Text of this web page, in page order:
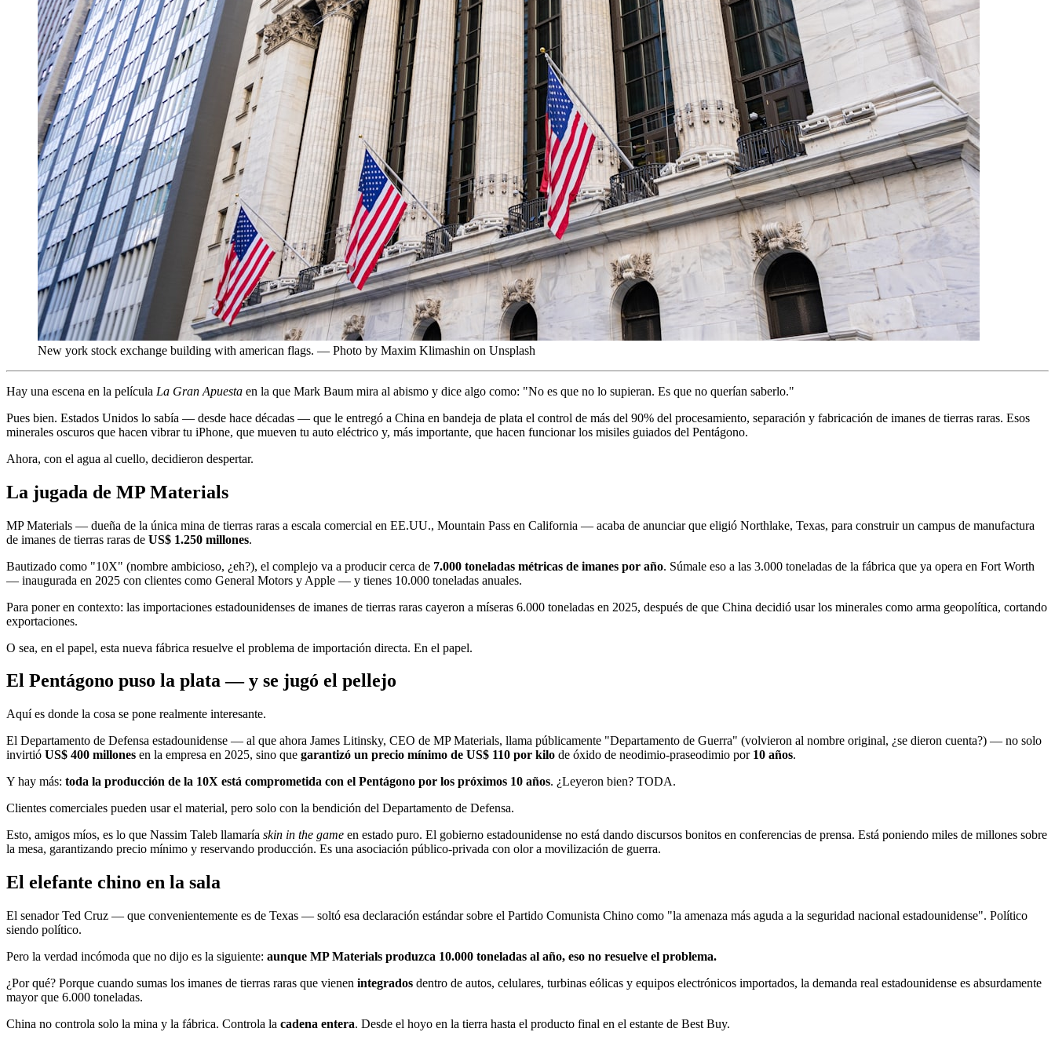
New york stock exchange building with american flags. — Photo by Maxim Klimashin on Unsplash
Hay una escena en la película La Gran Apuesta en la que Mark Baum mira al abismo y dice algo como: "No es que no lo supieran. Es que no querían saberlo."
Pues bien. Estados Unidos lo sabía — desde hace décadas — que le entregó a China en bandeja de plata el control de más del 90% del procesamiento, separación y fabricación de imanes de tierras raras. Esos
minerales oscuros que hacen vibrar tu iPhone, que mueven tu auto eléctrico y, más importante, que hacen funcionar los misiles guiados del Pentágono.
Ahora, con el agua al cuello, decidieron despertar.
La jugada de MP Materials
MP Materials — dueña de la única mina de tierras raras a escala comercial en EE.UU., Mountain Pass en California — acaba de anunciar que eligió Northlake, Texas, para construir un campus de manufactura
de imanes de tierras raras de US$ 1.250 millones.
Bautizado como "10X" (nombre ambicioso, ¿eh?), el complejo va a producir cerca de 7.000 toneladas métricas de imanes por año. Súmale eso a las 3.000 toneladas de la fábrica que ya opera en Fort Worth
— inaugurada en 2025 con clientes como General Motors y Apple — y tienes 10.000 toneladas anuales.
Para poner en contexto: las importaciones estadounidenses de imanes de tierras raras cayeron a míseras 6.000 toneladas en 2025, después de que China decidió usar los minerales como arma geopolítica, cortando
exportaciones.
O sea, en el papel, esta nueva fábrica resuelve el problema de importación directa. En el papel.
El Pentágono puso la plata — y se jugó el pellejo
Aquí es donde la cosa se pone realmente interesante.
El Departamento de Defensa estadounidense — al que ahora James Litinsky, CEO de MP Materials, llama públicamente "Departamento de Guerra" (volvieron al nombre original, ¿se dieron cuenta?) — no solo
invirtió US$ 400 millones en la empresa en 2025, sino que garantizó un precio mínimo de US$ 110 por kilo de óxido de neodimio-praseodimio por 10 años.
Y hay más: toda la producción de la 10X está comprometida con el Pentágono por los próximos 10 años. ¿Leyeron bien? TODA.
Clientes comerciales pueden usar el material, pero solo con la bendición del Departamento de Defensa.
Esto, amigos míos, es lo que Nassim Taleb llamaría skin in the game en estado puro. El gobierno estadounidense no está dando discursos bonitos en conferencias de prensa. Está poniendo miles de millones sobre
la mesa, garantizando precio mínimo y reservando producción. Es una asociación público-privada con olor a movilización de guerra.
El elefante chino en la sala
El senador Ted Cruz — que convenientemente es de Texas — soltó esa declaración estándar sobre el Partido Comunista Chino como "la amenaza más aguda a la seguridad nacional estadounidense". Político
siendo político.
Pero la verdad incómoda que no dijo es la siguiente: aunque MP Materials produzca 10.000 toneladas al año, eso no resuelve el problema.
¿Por qué? Porque cuando sumas los imanes de tierras raras que vienen integrados dentro de autos, celulares, turbinas eólicas y equipos electrónicos importados, la demanda real estadounidense es absurdamente
mayor que 6.000 toneladas.
China no controla solo la mina y la fábrica. Controla la cadena entera. Desde el hoyo en la tierra hasta el producto final en el estante de Best Buy.